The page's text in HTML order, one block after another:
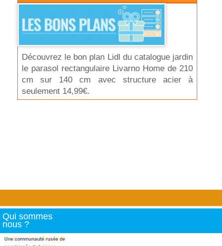
Découvrez le bon plan Lidl du catalogue jardin
le parasol rectangulaire Livarno Home de 210
cm sur 140 cm avec structure acier à
seulement 14,99€.
Qui sommes
nous ?